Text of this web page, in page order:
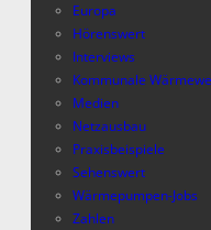
Europa
Hörenswert
Interviews
Kommunale
Medien
Netzausbau
Praxisbeispiele
Sehenswert
Wärmepumpen-Jobs
Zahlen